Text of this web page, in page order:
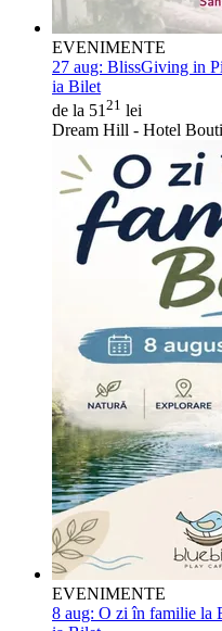
EVENIMENTE
27 aug: BlissGiving in
ia Bilet
de la 51 21 lei
Dream Hill - Hotel
EVENIMENTE
8 aug: O zi în familie la